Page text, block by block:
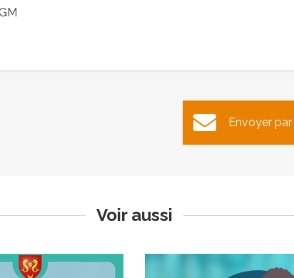
Envoyer
Voir aussi
Fermeture de la mairie
les fêtes